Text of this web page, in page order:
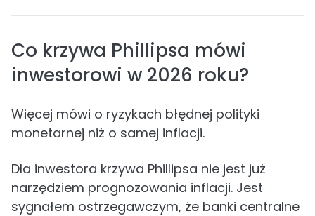
Co krzywa Phillipsa mówi
inwestorowi w 2026 roku?
Więcej mówi o ryzykach błędnej polityki
monetarnej niż o samej inflacji.
Dla inwestora krzywa Phillipsa nie jest już
narzędziem prognozowania inflacji. Jest
sygnałem ostrzegawczym, że banki centralne